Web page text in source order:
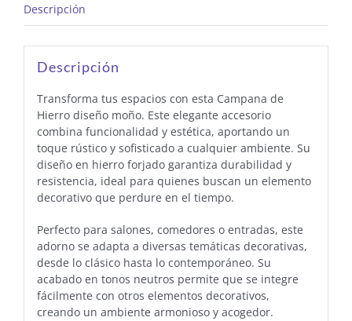
Descripción
Descripción
Transforma tus espacios con esta Campana de
Hierro diseño moño. Este elegante accesorio
combina funcionalidad y estética, aportando un
toque rústico y sofisticado a cualquier ambiente. Su
diseño en hierro forjado garantiza durabilidad y
resistencia, ideal para quienes buscan un elemento
decorativo que perdure en el tiempo.
Perfecto para salones, comedores o entradas, este
adorno se adapta a diversas temáticas decorativas,
desde lo clásico hasta lo contemporáneo. Su
acabado en tonos neutros permite que se integre
fácilmente con otros elementos decorativos,
creando un ambiente armonioso y acogedor.